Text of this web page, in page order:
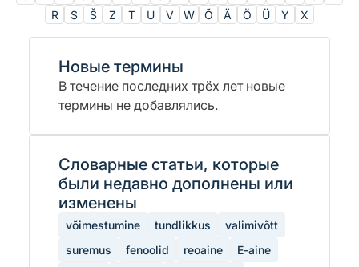
R
S Š Z T U V W Õ Ä Ö Ü Y Χ
Новые термины
В течение последних трёх лет новые
термины не добавлялись.
Словарные статьи, которые
были недавно дополнены или
изменены
võimestumine tundlikkus
valimivõtt
suremus
fenoolid reoaine
E-aine